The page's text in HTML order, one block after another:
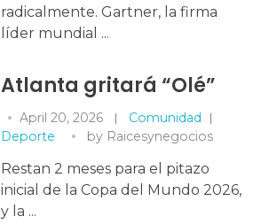
radicalmente. Gartner, la firma
líder mundial ...
Atlanta gritará “Olé”
April 20, 2026
Comunidad
Deporte
by Raicesynegocios
Restan 2 meses para el pitazo
inicial de la Copa del Mundo 2026,
y la ...